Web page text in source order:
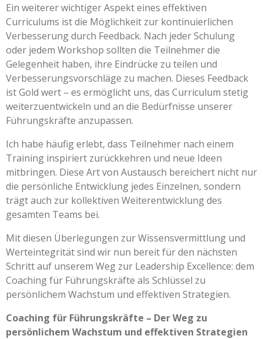
Ein weiterer wichtiger Aspekt eines effektiven
Curriculums ist die Möglichkeit zur kontinuierlichen
Verbesserung durch Feedback. Nach jeder Schulung
oder jedem Workshop sollten die Teilnehmer die
Gelegenheit haben, ihre Eindrücke zu teilen und
Verbesserungsvorschläge zu machen. Dieses Feedback
ist Gold wert – es ermöglicht uns, das Curriculum stetig
weiterzuentwickeln und an die Bedürfnisse unserer
Führungskräfte anzupassen.
Ich habe häufig erlebt, dass Teilnehmer nach einem
Training inspiriert zurückkehren und neue Ideen
mitbringen. Diese Art von Austausch bereichert nicht nur
die persönliche Entwicklung jedes Einzelnen, sondern
trägt auch zur kollektiven Weiterentwicklung des
gesamten Teams bei.
Mit diesen Überlegungen zur Wissensvermittlung und
Werteintegrität sind wir nun bereit für den nächsten
Schritt auf unserem Weg zur Leadership Excellence: dem
Coaching für Führungskräfte als Schlüssel zu
persönlichem Wachstum und effektiven Strategien.
Coaching für Führungskräfte – Der Weg zu
persönlichem Wachstum und effektiven Strategien